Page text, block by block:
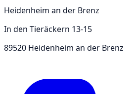
Heidenheim an der Brenz
In den Tieräckern 13-15
89520 Heidenheim an der Brenz